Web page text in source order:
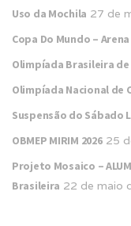
Uso da Mochila 27 de
Copa Do Mundo –
Olimpíada Brasileira de
Olimpíada Nacional de
Suspensão do Sábado
OBMEP MIRIM 2026 25
Projeto Mosaico –
Brasileira 22 de maio